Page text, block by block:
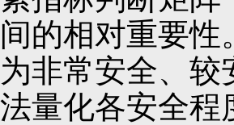
间的相对重要性
为非常安全、
法量化各安全程